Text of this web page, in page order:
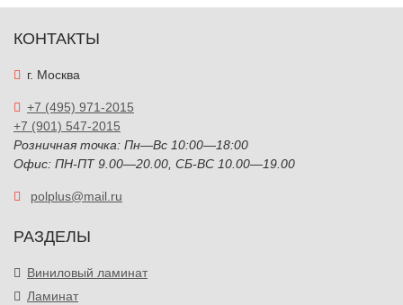
КОНТАКТЫ
г. Москва
+7 (495) 971-2015
+7 (901) 547-2015
Розничная точка: Пн—Вс 10:00—18:00
Офис: ПН-ПТ 9.00—20.00, СБ-ВС 10.00—19.00
polplus@mail.ru
РАЗДЕЛЫ
Виниловый ламинат
Ламинат